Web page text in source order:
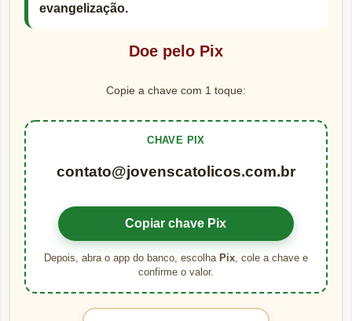
evangelização.
Doe pelo Pix
Copie a chave com 1 toque:
CHAVE PIX
contato@jovenscatolicos.com.br
Copiar chave Pix
Depois, abra o app do banco, escolha Pix, cole a chave e
confirme o valor.